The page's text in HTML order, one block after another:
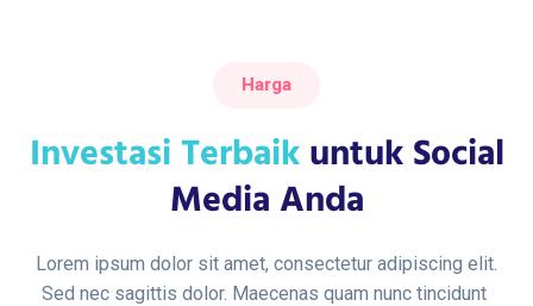
Harga
Investasi Terbaikuntuk Social
Media Anda
Lorem ipsum dolor sit amet, consectetur adipiscing elit.
Sed nec sagittis dolor. Maecenas quam nunc tincidunt